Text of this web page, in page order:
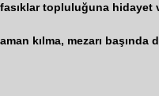
topluluğuna hidayet
kılma, mezarı